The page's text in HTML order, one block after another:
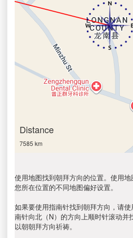
Distance
7585 km
使用地图找到朝拜方向的位置。使用
您所在位置的不同地图偏好设置。
如果要使用指南针找到朝拜方向，请
南针向北（N）的方向上顺时针滚动并
以朝朝拜方向祈祷。